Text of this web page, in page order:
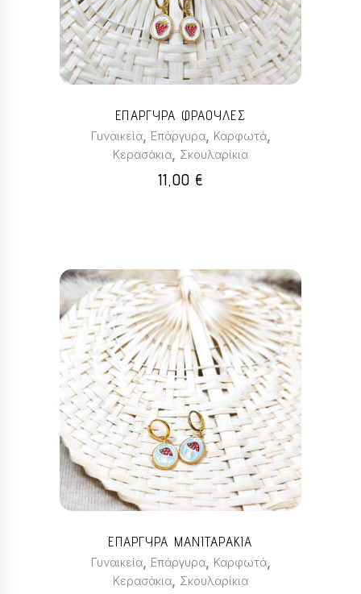
ΕΠΑΡΓΥΡΑ ΦΡΑΟΥΛΕΣ
Γυναικεία, Επάργυρα, Καρφωτά,
Κερασάκια, Σκουλαρίκια
11,00 €
ΕΠΑΡΓΥΡΑ ΜΑΝΙΤΑΡΑΚΙΑ
Γυναικεία, Επάργυρα, Καρφωτά,
Κερασάκια, Σκουλαρίκια